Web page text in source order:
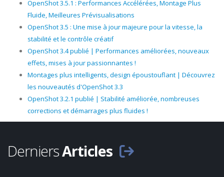
OpenShot 3.5.1 : Performances Accélérées, Montage Plus
Fluide, Meilleures Prévisualisations
OpenShot 3.5 : Une mise à jour majeure pour la vitesse, la
stabilité et le contrôle créatif
OpenShot 3.4 publié | Performances améliorées, nouveaux
effets, mises à jour passionnantes !
Montages plus intelligents, design époustouflant | Découvrez
les nouveautés d'OpenShot 3.3
OpenShot 3.2.1 publié | Stabilité améliorée, nombreuses
corrections et démarrages plus fluides !
DerniersArticles